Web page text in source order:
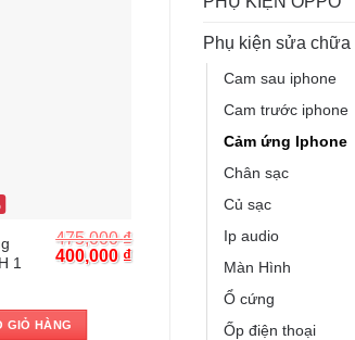
Phụ kiện sửa chữa
Cam sau iphone
Cam trước iphone
Cảm ứng Iphone
Chân sạc
Củ sạc
Ip audio
Màn Hình
Ổ cứng
Ốp điện thoại
1
475,000₫
Original
price
475,000 ₫.
400,000 ₫Current
GIỎ HÀNG